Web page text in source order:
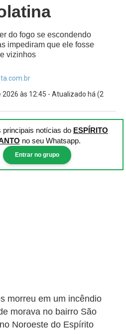
do fogo se escondendo
impediram que ele fosse
vizinhos
às 12:45 - Atualizado há (2
principais notícias do ESPÍRITO
no seu Whatsapp.
Entrar no grupo
morreu em um incêndio
morava no bairro São
Noroeste do Espírito